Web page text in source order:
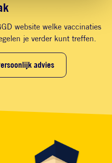
website welke vaccinaties
je verder kunt treffen.
advies